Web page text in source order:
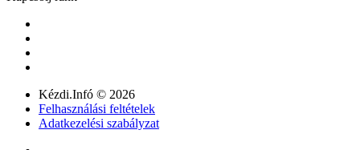
Kézdi.Infó © 2026
Felhasználási feltételek
Adatkezelési szabályzat